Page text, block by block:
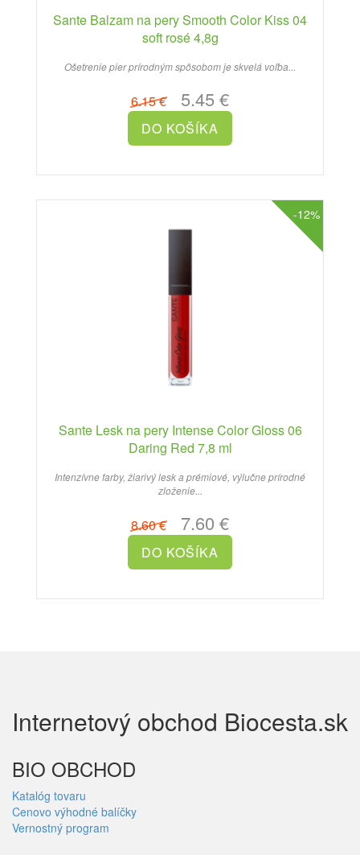
Sante Balzam na pery Smooth Color Kiss 04
soft rosé 4,8g
Ošetrenie pier prírodným spôsobom je skvelá voľba...
6.15 €5.45 €
-12%
Sante Lesk na pery Intense Color Gloss 06
Daring Red 7,8 ml
Intenzívne farby, žiarivý lesk a prémiové, výlučne prírodné
zloženie...
8.60 €7.60 €
Internetový obchod Biocesta.sk
BIO OBCHOD
Katalóg tovaru
Cenovo výhodné balíčky
Vernostný program